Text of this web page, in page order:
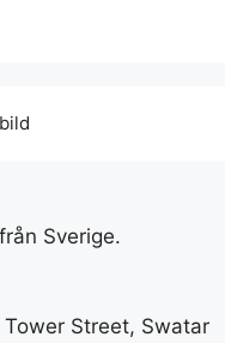
Sverige.
Street, Swatar